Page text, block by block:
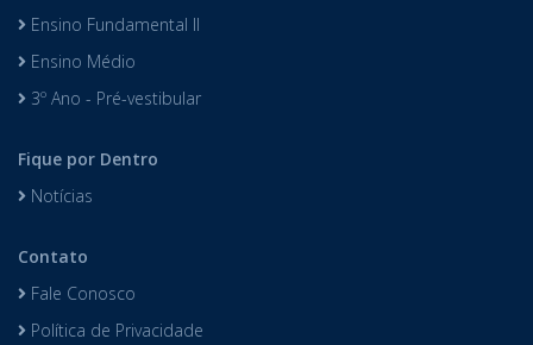
Ensino Fundamental II
Ensino Médio
3º Ano - Pré-vestibular
Fique por Dentro
Notícias
Contato
Fale Conosco
Política de Privacidade